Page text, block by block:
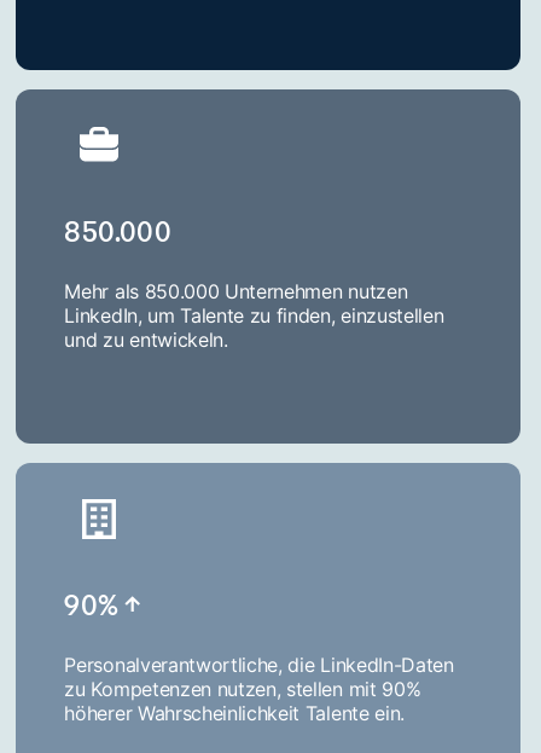
850.000
Mehr als 850.000 Unternehmen nutzen
LinkedIn, um Talente zu finden, einzustellen
und zu entwickeln.
90%­ ­­­↑­
Personalverantwortliche, die LinkedIn-Daten
zu Kompetenzen nutzen, stellen mit 90%
höherer Wahrscheinlichkeit Talente ein.